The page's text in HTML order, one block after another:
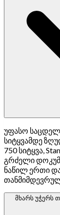
უფასო
სიტყვამდე
750 სიტყვა,
გრძელი
ნაწილ ერთი
მხარს უჭერს